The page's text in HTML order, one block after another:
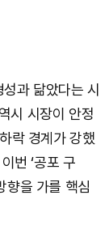
과 닮았다는 시
시 시장이 안정
락 경계가 강했
번 ‘공포 구
향을 가를 핵심